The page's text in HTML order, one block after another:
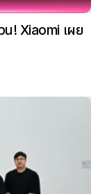
น! Xiaomi เผย